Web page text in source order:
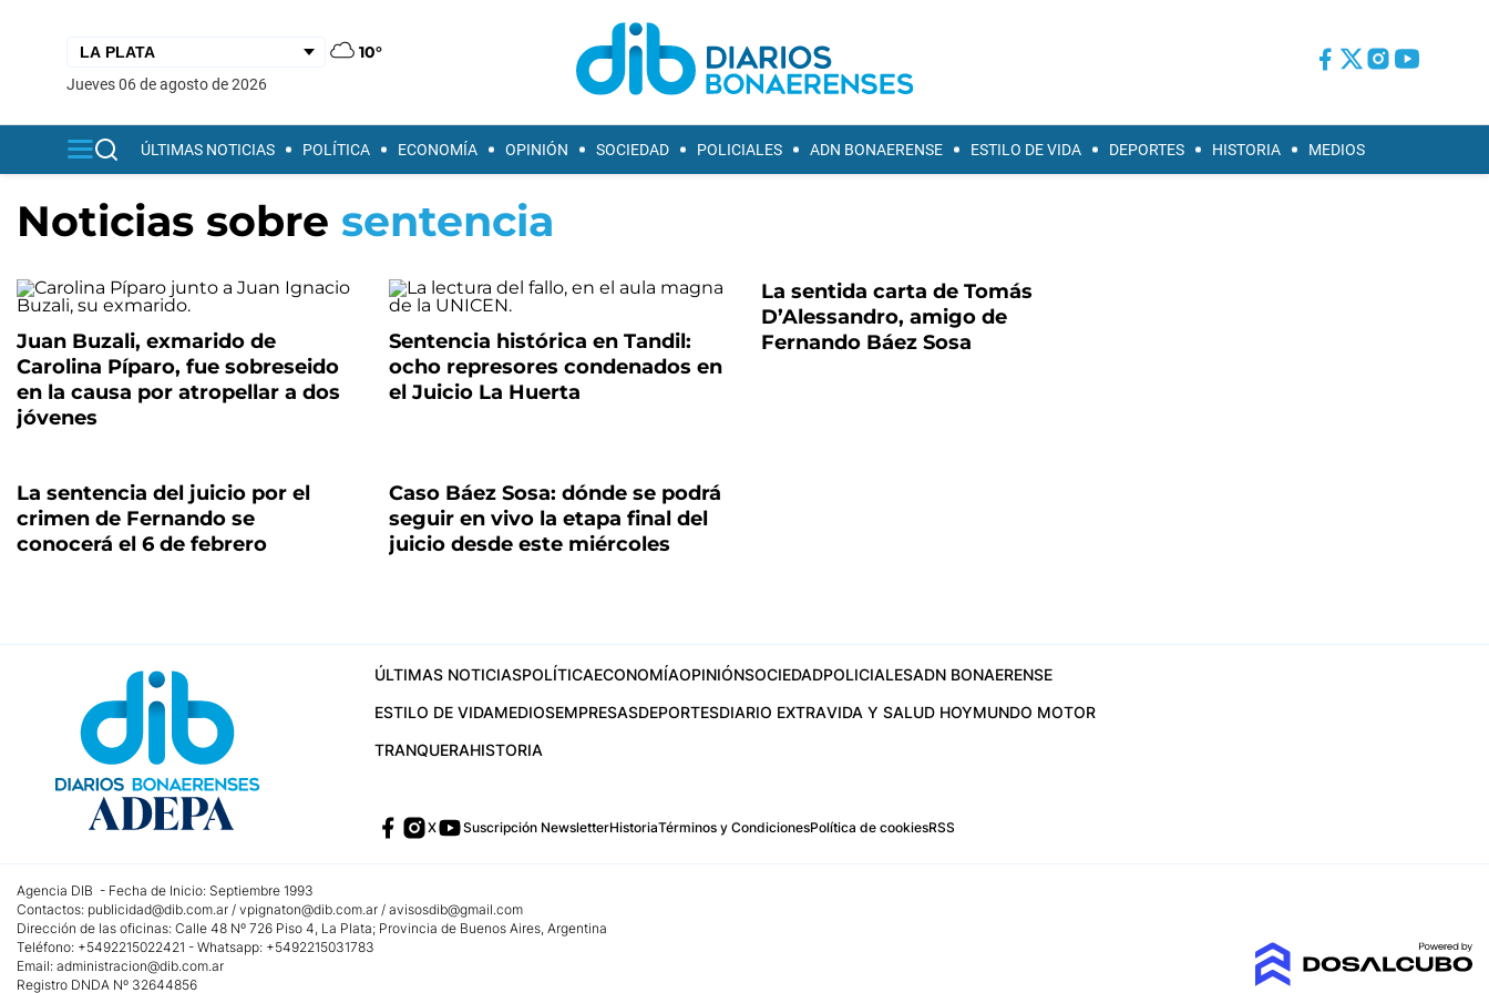
10°
jueves 06 de agosto de 2026
ÚLTIMAS NOTICIAS POLÍTICA ECONOMÍA OPINIÓN SOCIEDAD POLICIALES ADN BONAERENSE ESTILO DE VIDA DEPORTES HISTORIA MEDIOS
Noticias sobre sentencia
Juan Buzali, exmarido de
Carolina Píparo, fue sobreseido
en la causa por atropellar a dos
jóvenes
Sentencia histórica en Tandil:
ocho represores condenados en
el Juicio La Huerta
La sentida carta de Tomás
D’Alessandro, amigo de
Fernando Báez Sosa
La sentencia del juicio por el
crimen de Fernando se
conocerá el 6 de febrero
Caso Báez Sosa: dónde se podrá
seguir en vivo la etapa final del
juicio desde este miércoles
ÚLTIMAS NOTICIASPOLÍTICAECONOMÍAOPINIÓNSOCIEDADPOLICIALESADN BONAERENSE
ESTILO DE VIDAMEDIOSEMPRESASDEPORTESDIARIO EXTRAVIDA Y SALUD HOYMUNDO MOTOR
TRANQUERAHISTORIA
X Suscripción NewsletterHistoriaTérminos y CondicionesPolítica de cookiesRSS
Agencia DIB - Fecha de Inicio: Septiembre 1993
Contactos: publicidad@dib.com.ar / vpignaton@dib.com.ar / avisosdib@gmail.com
Dirección de las oficinas: Calle 48 Nº 726 Piso 4, La Plata; Provincia de Buenos Aires, Argentina
Teléfono: +5492215022421 - Whatsapp: +5492215031783
Email: administracion@dib.com.ar
Registro DNDA Nº 32644856